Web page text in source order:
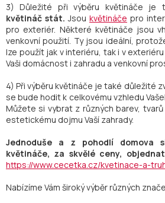
3) Důležité při výběru květináče je
květináč stát. Jsou květináče pro
pro exteriér. Některé květináče jsou
venkovní použití. Ty jsou ideální,
lze použít jak v interiéru, tak i v
Vaši domácnost i zahradu a venkovní
4) Při výběru květináče je také důležité
se bude hodit k celkovému vzhledu
Můžete si vybrat z různých barev,
estetickému dojmu Vaší zahrady.
Jednoduše a z pohodlí domova
květináče, za skvělé ceny,
https://www.cecetka.cz/kvetinace-a-
Nabízíme Vám široký výběr různých